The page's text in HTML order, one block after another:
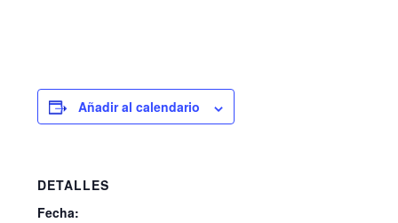
Añadir al calendario
DETALLES
Fecha: